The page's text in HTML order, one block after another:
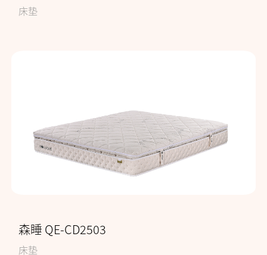
床垫
森睡 QE-CD2503
床垫